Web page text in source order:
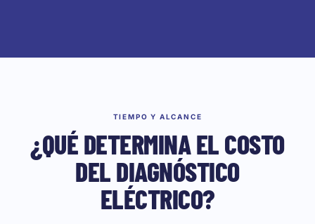
TIEMPO Y ALCANCE
¿QUÉ DETERMINA EL COSTO
DEL DIAGNÓSTICO
ELÉCTRICO?